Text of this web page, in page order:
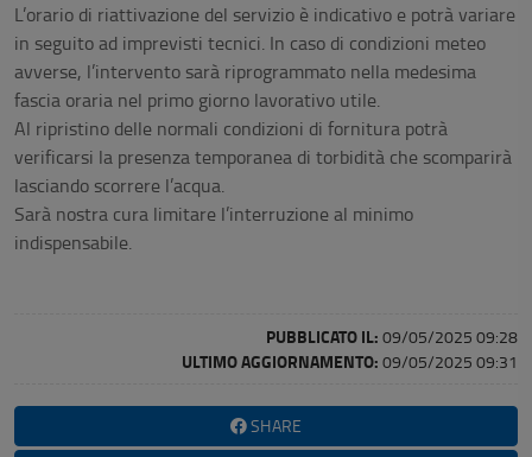
L’orario di riattivazione del servizio è indicativo e potrà variare
in seguito ad imprevisti tecnici. In caso di condizioni meteo
avverse, l’intervento sarà riprogrammato nella medesima
fascia oraria nel primo giorno lavorativo utile.
Al ripristino delle normali condizioni di fornitura potrà
verificarsi la presenza temporanea di torbidità che scomparirà
lasciando scorrere l’acqua.
Sarà nostra cura limitare l’interruzione al minimo
indispensabile.
PUBBLICATO IL: 09/05/2025 09:28
ULTIMO AGGIORNAMENTO: 09/05/2025 09:31
SHARE